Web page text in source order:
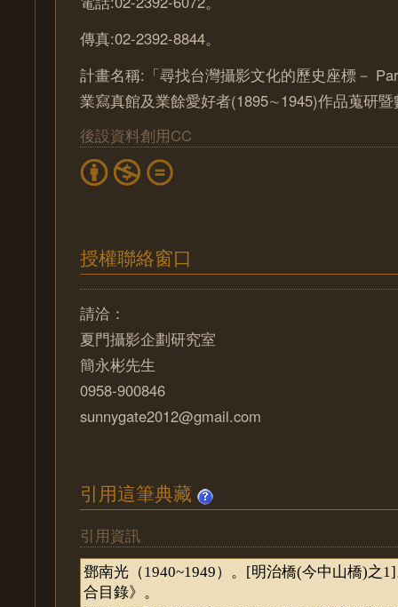
傳真:02-2392-8844。
計畫名稱:「尋找台灣攝影文化的歷史座標－
業寫真館及業餘愛好者(1895∼1945)作品蒐研
後設資料創用CC
授權聯絡窗口
請洽：
夏門攝影企劃研究室
簡永彬先生
0958-900846
sunnygate2012@gmail.com
引用這筆典藏
引用資訊